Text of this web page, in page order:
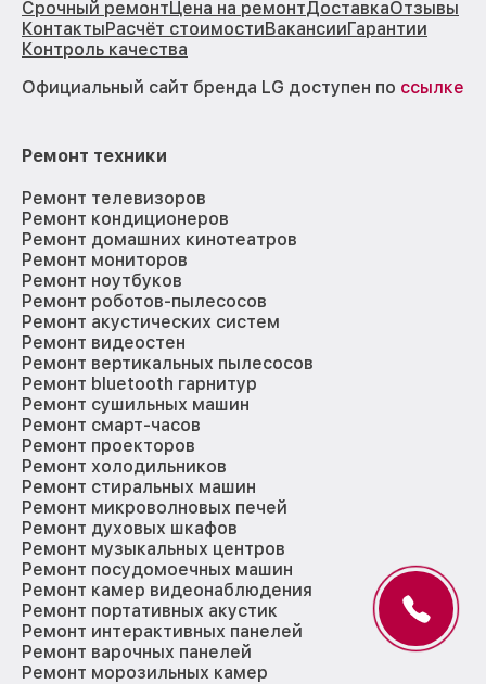
Срочный ремонтЦена на ремонтДоставкаОтзывы
КонтактыРасчёт стоимостиВакансииГарантии
Контроль качества
Официальный сайт бренда LG доступен по ссылке
Ремонт техники
Ремонт телевизоров
Ремонт кондиционеров
Ремонт домашних кинотеатров
Ремонт мониторов
Ремонт ноутбуков
Ремонт роботов-пылесосов
Ремонт акустических систем
Ремонт видеостен
Ремонт вертикальных пылесосов
Ремонт bluetooth гарнитур
Ремонт сушильных машин
Ремонт смарт-часов
Ремонт проекторов
Ремонт холодильников
Ремонт стиральных машин
Ремонт микроволновых печей
Ремонт духовых шкафов
Ремонт музыкальных центров
Ремонт посудомоечных машин
Ремонт камер видеонаблюдения
Ремонт портативных акустик
Ремонт интерактивных панелей
Ремонт варочных панелей
Ремонт морозильных камер